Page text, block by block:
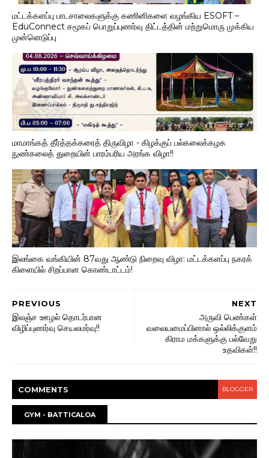
மட்டக்களப்பு பாடசாலைகளுக்கு கணினிகளை வழங்கிய ESOFT –
EduConnect சமூகப் பொறுப்புணர்வு திட்டத்தின் மற்றுமொரு முக்கிய
முன்னெடுப்பு
மாமாங்கத் தீர்த்தக்கரைத் திருவிழா - கிழக்குப் பல்கலைக்கழக
நுண்கலைத் துறையின் பாரம்பரிய அரங்க விழா!!
இலங்கை வங்கியின் 87வது ஆண்டு நிறைவு விழா: மட்டக்களப்பு நகரக்
கிளையில் சிறப்பான கொண்டாட்டம்!
NEXT
அருவி பெண்கள்
வலையமைப்பினால் ஒல்லிக்குளம்
கிராம மக்களுக்கு பல்வேறு
உதவிகள்!!
PREVIOUS
இலஞ்ச ஊழல் தொடர்பான
விழிப்புணர்வு செயலமர்வு!!
COMMENTS BLOGGER
GYM - BATTICALOA